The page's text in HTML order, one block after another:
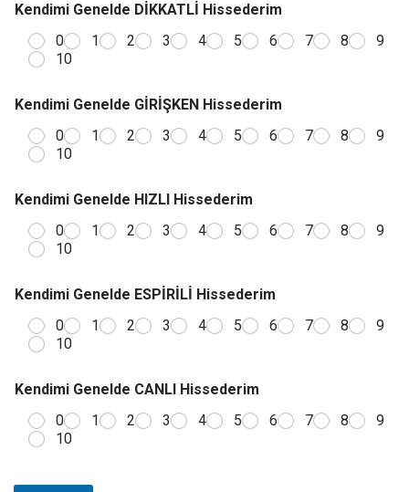
Kendimi Genelde DİKKATLİ Hissederim
0
1 2 3 4 5 6 7 8
9
10
Kendimi Genelde GİRİŞKEN Hissederim
0
1 2 3 4 5 6 7 8
9
10
Kendimi Genelde HIZLI Hissederim
0
1 2 3 4 5 6 7 8
9
10
Kendimi Genelde ESPİRİLİ Hissederim
0
1 2 3 4 5 6 7 8
9
10
Kendimi Genelde CANLI Hissederim
0
1 2 3 4 5 6 7 8
9
10